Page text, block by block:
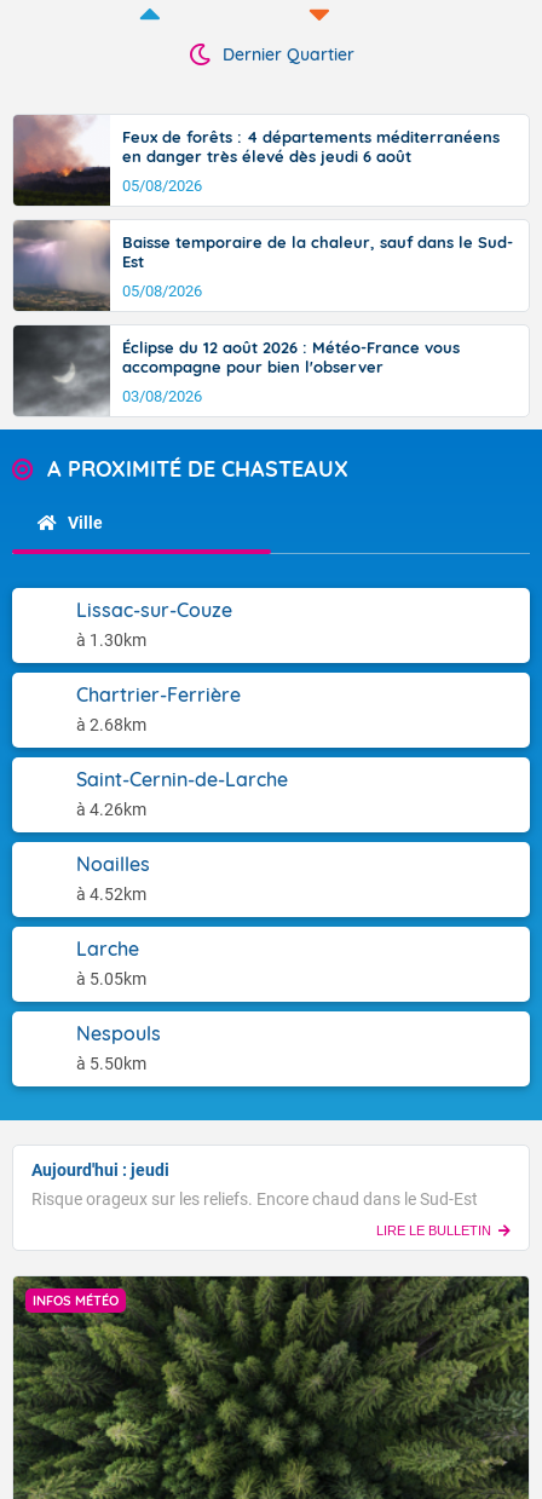
Dernier Quartier
Feux de forêts : 4 départements méditerranéens
en danger très élevé dès jeudi 6 août
05/08/2026
Baisse temporaire de la chaleur, sauf dans le Sud-
Est
05/08/2026
Éclipse du 12 août 2026 : Météo-France vous
accompagne pour bien l'observer
03/08/2026
A PROXIMITÉ DE CHASTEAUX
Ville
Lissac-sur-Couze
à 1.30km
Chartrier-Ferrière
à 2.68km
Saint-Cernin-de-Larche
à 4.26km
Noailles
à 4.52km
Larche
à 5.05km
Nespouls
à 5.50km
Aujourd'hui : jeudi
Risque orageux sur les reliefs. Encore chaud dans le Sud-Est
LIRE LE BULLETIN
INFOS MÉTÉO